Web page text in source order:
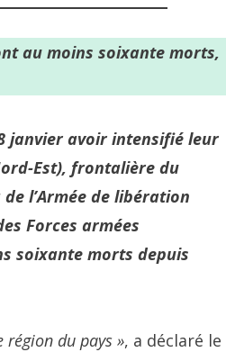
au moins soixante morts,
janvier avoir intensifié leur
Est), frontalière du
l’Armée de libération
Forces armées
soixante morts depuis
du pays », a déclaré le